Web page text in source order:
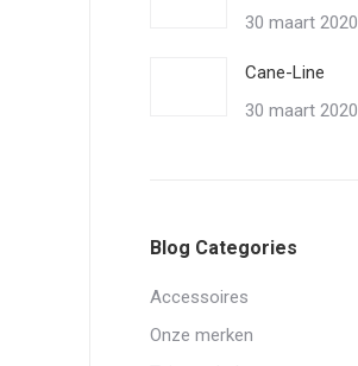
30 maart 2020
Cane-Line
30 maart 2020
Blog Categories
Accessoires
Onze merken